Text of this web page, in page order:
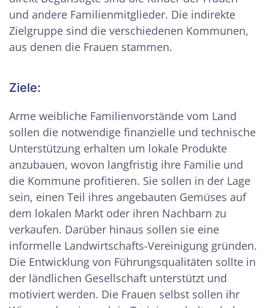
und andere Familienmitglieder. Die indirekte
Zielgruppe sind die verschiedenen Kommunen,
aus denen die Frauen stammen.
Ziele:
Arme weibliche Familienvorstände vom Land
sollen die notwendige finanzielle und technische
Unterstützung erhalten um lokale Produkte
anzubauen, wovon langfristig ihre Familie und
die Kommune profitieren. Sie sollen in der Lage
sein, einen Teil ihres angebauten Gemüses auf
dem lokalen Markt oder ihren Nachbarn zu
verkaufen. Darüber hinaus sollen sie eine
informelle Landwirtschafts-Vereinigung gründen.
Die Entwicklung von Führungsqualitäten sollte in
der ländlichen Gesellschaft unterstützt und
motiviert werden. Die Frauen selbst sollen ihr